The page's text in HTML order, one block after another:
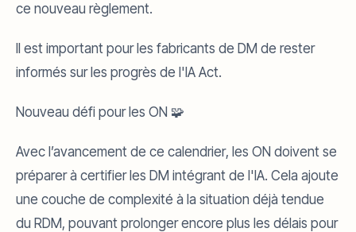
ce nouveau règlement.
Il est important pour les fabricants de DM de rester
informés sur les progrès de l'IA Act.
Nouveau défi pour les ON 🧩
Avec l’avancement de ce calendrier, les ON doivent se
préparer à certifier les DM intégrant de l'IA. Cela ajoute
une couche de complexité à la situation déjà tendue
du RDM, pouvant prolonger encore plus les délais pour